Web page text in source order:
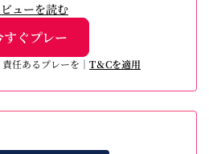
ューを読む
すぐプレー
任あるプレーを｜ T＆Cを適用